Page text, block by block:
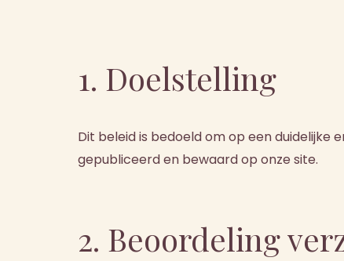
1. Doelstelling
Dit beleid is bedoeld om op een
gepubliceerd en bewaard op onze site.
2. Beoordeling